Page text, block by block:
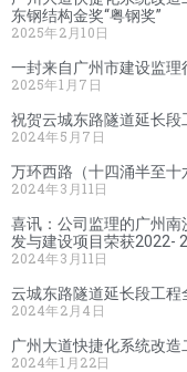
东钢结构金奖“粤钢奖”
2025年2月10日
一封来自广州市建设监理
2025年1月7日
祝贺云城东路隧道延长
2024年5月7日
万环西路（十四涌半至
2024年3月11日
喜讯：公司监理的广州
发与建设项目荣获2022-
2024年3月11日
云城东路隧道延长段工程
2024年2月4日
广州大道快捷化系统改
2024年1月22日